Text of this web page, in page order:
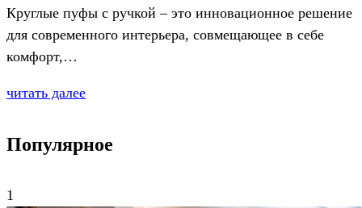
Круглые пуфы с ручкой – это инновационное решение
для современного интерьера, совмещающее в себе
комфорт,…
читать далее
Популярное
1